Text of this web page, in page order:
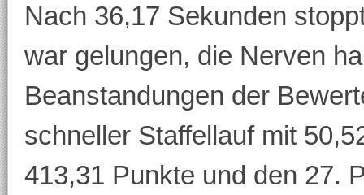
Nach 36,17 Sekunden
war gelungen, die Nerven
Beanstandungen der
schneller Staffellauf mit
413,31 Punkte und den 27.